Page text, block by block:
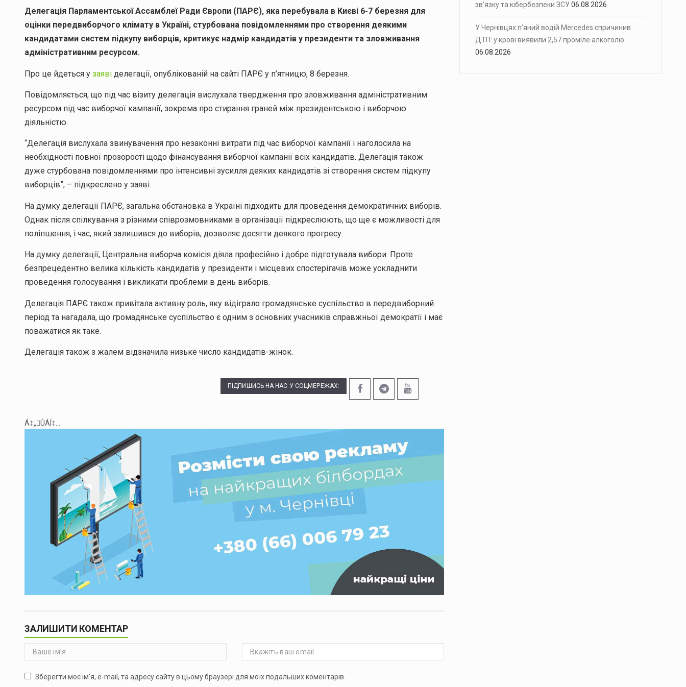
Делегація Парламентської Ассамблеї Ради Європи (ПАРЄ), яка перебувала в Києві 6-7 березня для
оцінки передвиборчого клімату в Україні, стурбована повідомленнями про створення деякими
кандидатами систем підкупу виборців, критикує надмір кандидатів у президенти та зловживання
адміністративним ресурсом.
Про це йдеться у заяві делегації, опублікованій на сайті ПАРЄ у п’ятницю, 8 березня.
Повідомляється, що під час візиту делегація вислухала твердження про зловживання адміністративним
ресурсом під час виборчої кампанії, зокрема про стирання граней між президентською і виборчою
діяльністю.
“Делегація вислухала звинувачення про незаконні витрати під час виборчої кампанії і наголосила на
необхідності повної прозорості щодо фінансування виборчої кампанії всіх кандидатів. Делегація також
дуже стурбована повідомленнями про інтенсивні зусилля деяких кандидатів зі створення систем підкупу
виборців”, – підкреслено у заяві.
На думку делегації ПАРЄ, загальна обстановка в Україні підходить для проведення демократичних виборів.
Однак після спілкування з різними співрозмовниками в організації підкреслюють, що ще є можливості для
поліпшення, і час, який залишився до виборів, дозволяє досягти деякого прогресу.
На думку делегації, Центральна виборча комісія діяла професійно і добре підготувала вибори. Проте
безпрецедентно велика кількість кандидатів у президенти і місцевих спостерігачів може ускладнити
проведення голосування і викликати проблеми в день виборів.
Делегація ПАРЄ також привітала активну роль, яку відіграло громадянське суспільство в передвиборний
період та нагадала, що громадянське суспільство є одним з основних учасників справжньої демократії і має
поважатися як таке.
Делегація також з жалем відзначила низьке число кандидатів-жінок.
ПІДПИШИСЬ НА НАС У СОЦМЕРЕЖАХ:
Á‡„ÛÁÍ‡...
ЗАЛИШИТИ КОМЕНТАР
Зберегти моє ім'я, e-mail, та адресу сайту в цьому браузері для моїх подальших коментарів.
зв’язку та кібербезпеки ЗСУ06.08.2026
У Чернівцях п’яний водій Mercedes спричинив
ДТП: у крові виявили 2,57 проміле алкоголю
06.08.2026